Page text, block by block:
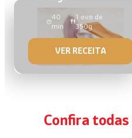
40
min
1 ovo de
350g
VER RECEITA
Confira